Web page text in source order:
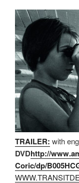
TRAILER: with
DVDhttp://
Coric/dp/